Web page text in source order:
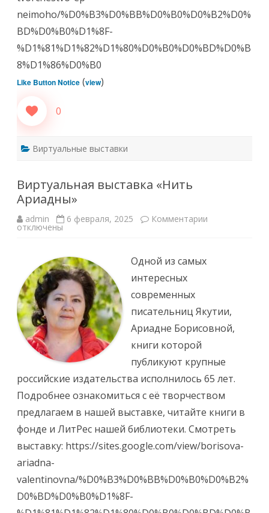
neimoho/%D0%B3%D0%BB%D0%B0%D0%B2%D0%
BD%D0%B0%D1%8F-
%D1%81%D1%82%D1%80%D0%B0%D0%BD%D0%B
8%D1%86%D0%B0
Like Button Notice (view)
0
Виртуальные выставки
Виртуальная выставка «Нить
Ариадны»
admin 6 февраля, 2025 Комментарии
отключены
Одной из самых
интересных
современных
писательниц Якутии,
Ариадне Борисовной,
книги которой
публикуют крупные
российские издательства исполнилось 65 лет.
Подробнее ознакомиться с её творчеством
предлагаем в нашей выставке, читайте книги в
фонде и ЛитРес нашей библиотеки. Смотреть
выставку: https://sites.google.com/view/borisova-
ariadna-
valentinovna/%D0%B3%D0%BB%D0%B0%D0%B2%
D0%BD%D0%B0%D1%8F-